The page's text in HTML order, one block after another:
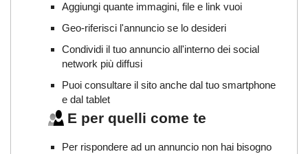
Aggiungi quante immagini, file e link vuoi
Geo-riferisci l'annuncio se lo desideri
Condividi il tuo annuncio all'interno dei social
network più diffusi
Puoi consultare il sito anche dal tuo smartphone
e dal tablet
E per quelli come te
Per rispondere ad un annuncio non hai bisogno